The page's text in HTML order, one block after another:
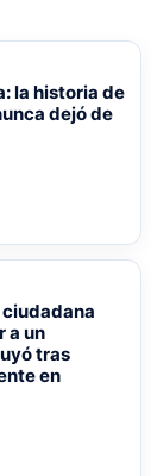
la historia de
dejó de
a un
tras
en